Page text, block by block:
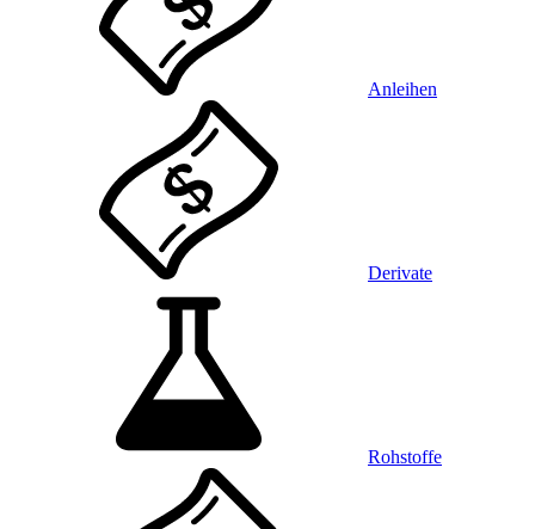
Anleihen
Derivate
Rohstoffe